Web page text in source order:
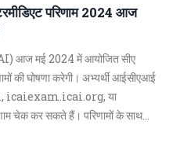
परिणाम 2024 आज
आज मई 2024 में आयोजित सीए
की घोषणा करेगी। अभ्यर्थी आईसीएआई
icaiexam.icai.org, या
चेक कर सकते हैं। परिणामों के साथ